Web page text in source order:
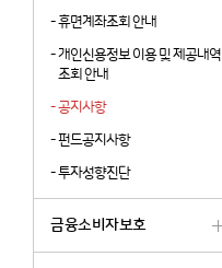
-휴면계좌조회 안내
-개인신용정보 이용 및 제공내역
조회 안내
-공지사항
-펀드공지사항
-투자성향진단
금융소비자보호